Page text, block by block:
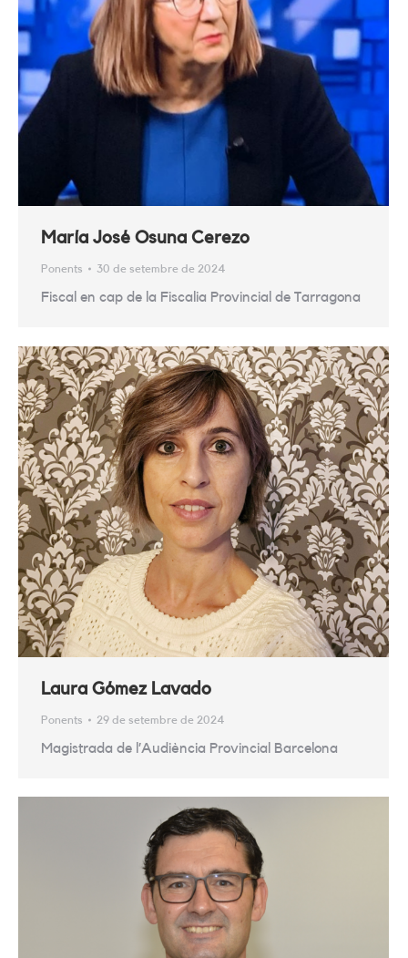
María José Osuna Cerezo
Ponents 30 de setembre de 2024
Fiscal en cap de la Fiscalia Provincial de Tarragona
Laura Gómez Lavado
Ponents 29 de setembre de 2024
Magistrada de l’Audiència Provincial Barcelona